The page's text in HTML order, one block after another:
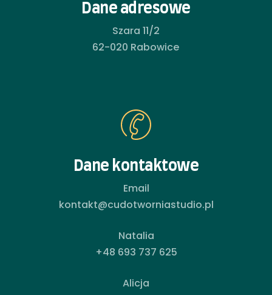
Dane adresowe
Szara 11/2
62-020 Rabowice
Dane kontaktowe
Email
kontakt@cudotworniastudio.pl
Natalia
+48 693 737 625
Alicja